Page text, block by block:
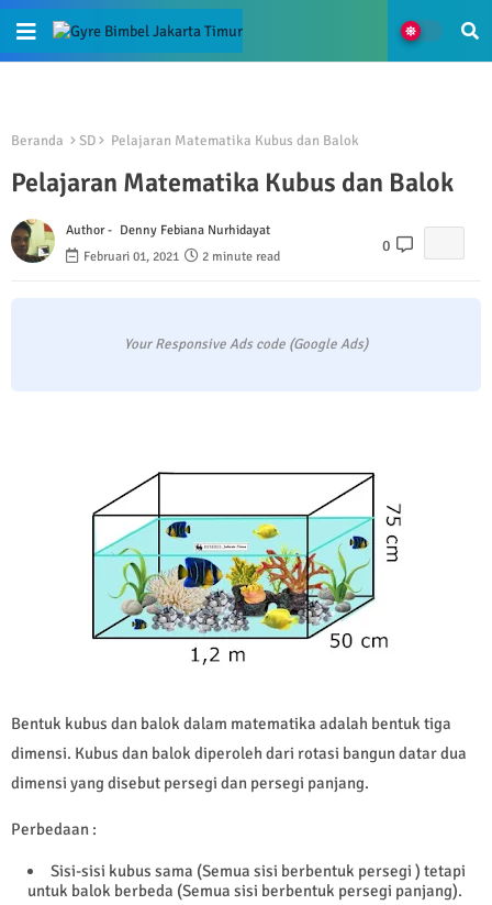
Beranda SD Pelajaran Matematika Kubus dan Balok
Pelajaran Matematika Kubus dan Balok
Author - Denny Febiana Nurhidayat
Februari 01, 2021
2 minute read
0
Your Responsive Ads code (Google Ads)
Bentuk kubus dan balok dalam matematika adalah bentuk tiga
dimensi. Kubus dan balok diperoleh dari rotasi bangun datar dua
dimensi yang disebut persegi dan persegi panjang.
Perbedaan :
Sisi-sisi kubus sama (Semua sisi berbentuk persegi ) tetapi
untuk balok berbeda (Semua sisi berbentuk persegi panjang).